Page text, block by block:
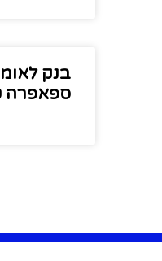
בנק
ספאפרה